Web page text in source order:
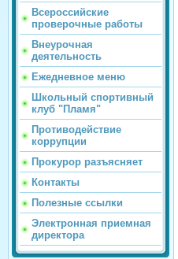
Всероссийские
проверочные работы
Внеурочная
деятельность
Ежедневное меню
Школьный спортивный
клуб "Пламя"
Противодействие
коррупции
Прокурор разъясняет
Контакты
Полезные ссылки
Электронная приемная
директора